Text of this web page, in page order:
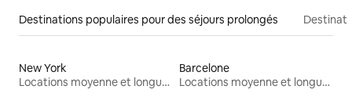
Destinations populaires pour des séjours prolongés
New York
Locations moyenne et longue durée
Barcelone
Locations moyenne et longue durée